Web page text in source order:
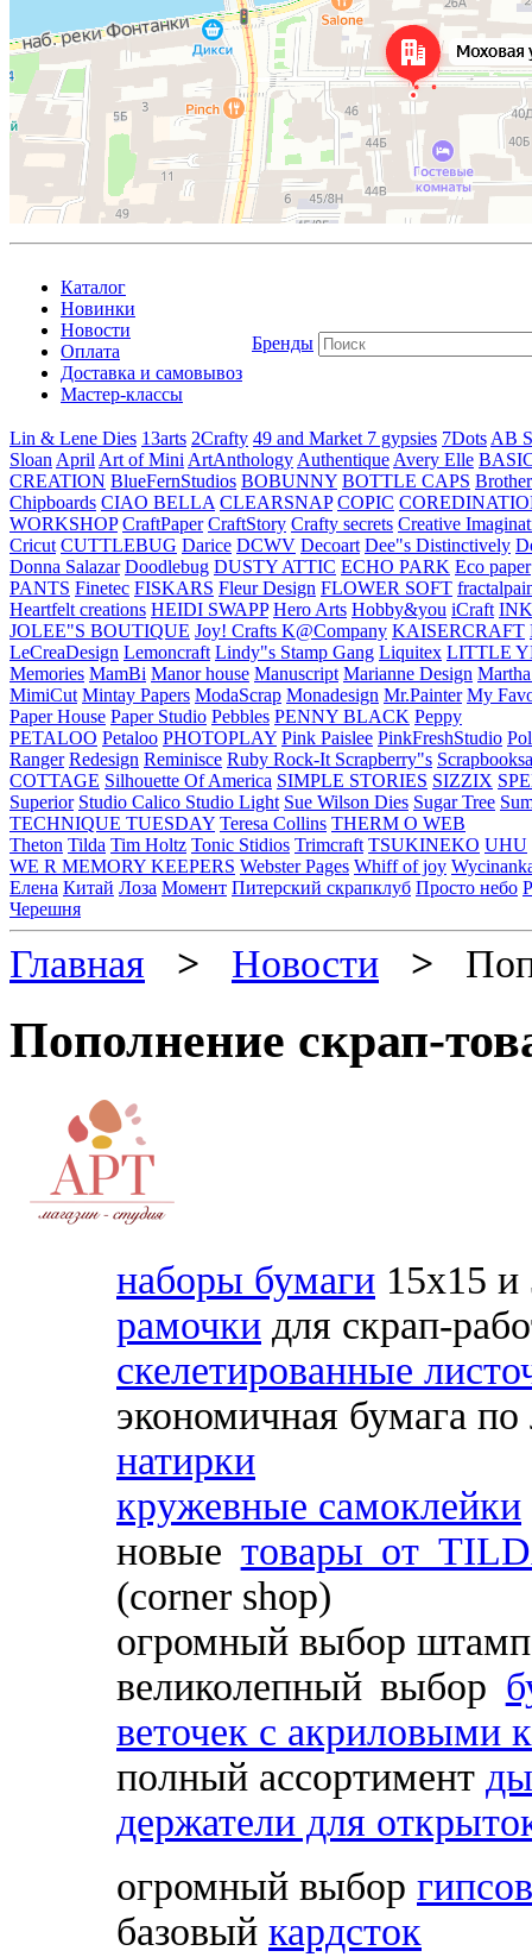
Каталог
Новинки
Новости
Оплата
Доставка и самовывоз
Мастер-классы
Бренды
Lin & Lene Dies 13arts 2Crafty 49 and Market 7 gypsies 7Dots AB
Sloan April Art of Mini ArtAnthology Authentique Avery Elle
CREATION BlueFernStudios BOBUNNY BOTTLE CAPS Brother
Chipboards CIAO BELLA CLEARSNAP COPIC
WORKSHOP CraftPaper CraftStory Crafty secrets Creative
Cricut CUTTLEBUG Darice DCWV Decoart Dee"s Distinctively
Donna Salazar Doodlebug DUSTY ATTIC ECHO PARK Eco paper
PANTS Finetec FISKARS Fleur Design FLOWER SOFT
Heartfelt creations HEIDI SWAPP Hero Arts Hobby&you iCraft
JOLEE"S BOUTIQUE Joy! Crafts K@Company KAISERCRAFT
LeCreaDesign Lemoncraft Lindy"s Stamp Gang Liquitex LITTLE
Memories MamBi Manor house Manuscript Marianne Design
MimiCut Mintay Papers ModaScrap Monadesign Mr.Painter My
Paper House Paper Studio Pebbles PENNY BLACK Peppy
PETALOO Petaloo PHOTOPLAY Pink Paislee PinkFreshStudio
Ranger Redesign Reminisce Ruby Rock-It Scrapberry"s
COTTAGE Silhouette Of America SIMPLE STORIES SIZZIX
Superior Studio Calico Studio Light Sue Wilson Dies Sugar Tree
TECHNIQUE TUESDAY Teresa Collins THERM O WEB
Theton Tilda Tim Holtz Tonic Stidios Trimcraft TSUKINEKO UHU
WE R MEMORY KEEPERS Webster Pages Whiff of joy
Елена Китай Лоза Момент Питерский скрапклуб Просто небо
Черешня
Главная > Новости >
Пополнение скрап-
наборы бумаги 15х15 и
рамочки для скрап-
скелетированные
экономичная бумага
натирки
кружевные самоклейки
новые товары от
(corner shop)
огромный выбор
великолепный выбор
веточек с акриловыми
полный ассортимент
держатели для
огромный выбор
базовый кардсток